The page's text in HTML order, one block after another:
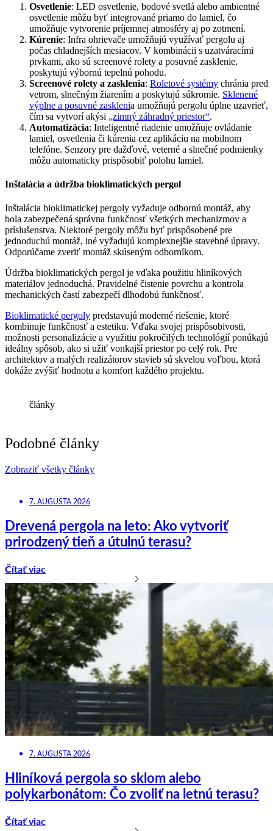
Osvetlenie: LED osvetlenie, bodové svetlá alebo ambientné
osvetlenie môžu byť integrované priamo do lamiel, čo
umožňuje vytvorenie príjemnej atmosféry aj po zotmení.
Kúrenie: Infra ohrievače umožňujú využívať pergolu aj
počas chladnejších mesiacov. V kombinácii s uzatváracími
prvkami, ako sú screenové rolety a posuvné zasklenie,
poskytujú výbornú tepelnú pohodu.
Screenové rolety a zasklenia: Roletové systémy chránia pred
vetrom, slnečným žiarením a poskytujú súkromie. Sklenené
výplne a posuvné zasklenia umožňujú pergolu úplne uzavrieť,
čím sa vytvorí akýsi „zimný záhradný priestor“.
Automatizácia: Inteligentné riadenie umožňuje ovládanie
lamiel, osvetlenia či kúrenia cez aplikáciu na mobilnom
telefóne. Senzory pre dažďové, veterné a slnečné podmienky
môžu automaticky prispôsobiť polohu lamiel.
Inštalácia a údržba bioklimatických pergol
Inštalácia bioklimatickej pergoly vyžaduje odbornú montáž, aby
bola zabezpečená správna funkčnosť všetkých mechanizmov a
príslušenstva. Niektoré pergoly môžu byť prispôsobené pre
jednoduchú montáž, iné vyžadujú komplexnejšie stavebné úpravy.
Odporúčame zveriť montáž skúseným odborníkom.
Údržba bioklimatických pergol je vďaka použitiu hliníkových
materiálov jednoduchá. Pravidelné čistenie povrchu a kontrola
mechanických častí zabezpečí dlhodobú funkčnosť.
Bioklimatické pergoly predstavujú moderné riešenie, ktoré
kombinuje funkčnosť a estetiku. Vďaka svojej prispôsobivosti,
možnosti personalizácie a využitiu pokročilých technológií ponúkajú
ideálny spôsob, ako si užiť vonkajší priestor po celý rok. Pre
architektov a malých realizátorov stavieb sú skvelou voľbou, ktorá
dokáže zvýšiť hodnotu a komfort každého projektu.
články
Podobné články
Zobraziť všetky články
7. AUGUSTA 2026
Drevená pergola na leto: Ako vytvoriť
prirodzený tieň a útulnú terasu?
Čítať viac
7. AUGUSTA 2026
Hliníková pergola so sklom alebo
polykarbonátom: Čo zvoliť na letnú terasu?
Čítať viac